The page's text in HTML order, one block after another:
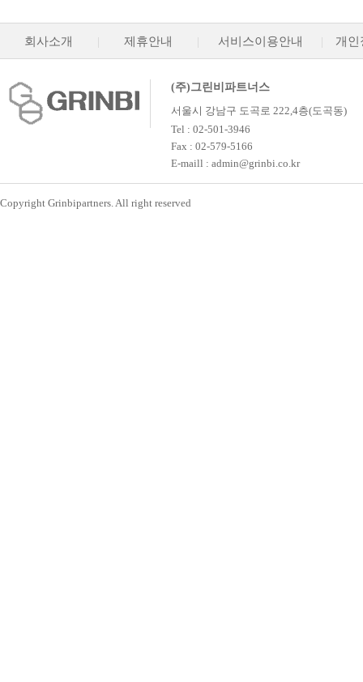
회사소개 제휴안내 서비스이용안내 개인
(주)그린비파트너스
서울시 강남구 도곡로 222,4층(도곡동)
Tel : 02-501-3946
Fax : 02-579-5166
E-maill : admin@grinbi.co.kr
Copyright Grinbipartners. All right reserved